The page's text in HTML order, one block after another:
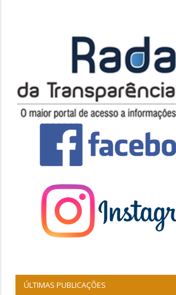
ÚLTIMAS PUBLICAÇÕES